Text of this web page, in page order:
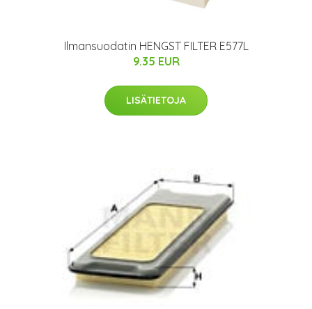
Ilmansuodatin HENGST FILTER E577L
9.35 EUR
LISÄTIETOJA